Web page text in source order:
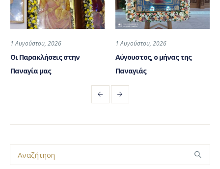
1 Αυγούστου, 2026
Οι Παρακλήσεις στην
Παναγία μας
1 Αυγούστου, 2026
Αύγουστος, ο μήνας της
Παναγιάς